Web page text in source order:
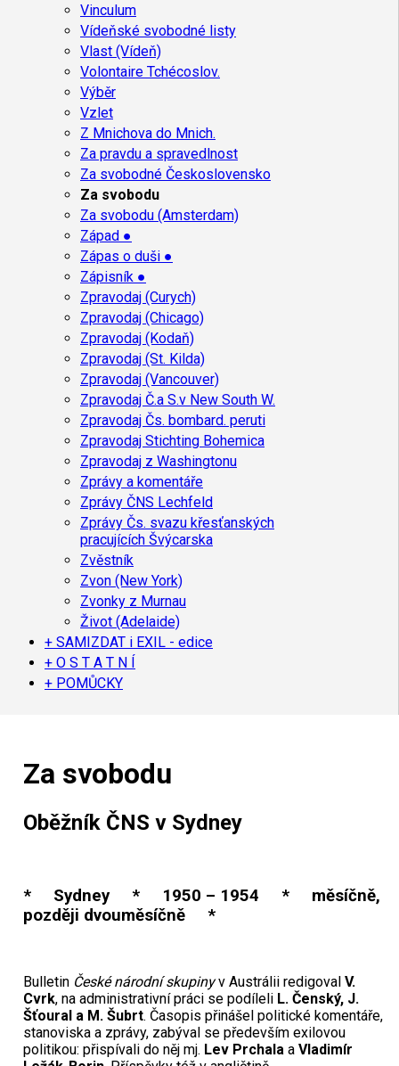
Vinculum
Vídeňské svobodné listy
Vlast (Vídeň)
Volontaire Tchécoslov.
Výběr
Vzlet
Z Mnichova do Mnich.
Za pravdu a spravedlnost
Za svobodné Československo
Za svobodu
Za svobodu (Amsterdam)
Západ ●
Zápas o duši ●
Zápisník ●
Zpravodaj (Curych)
Zpravodaj (Chicago)
Zpravodaj (Kodaň)
Zpravodaj (St. Kilda)
Zpravodaj (Vancouver)
Zpravodaj Č.a S.v New South W.
Zpravodaj Čs. bombard. peruti
Zpravodaj Stichting Bohemica
Zpravodaj z Washingtonu
Zprávy a komentáře
Zprávy ČNS Lechfeld
Zprávy Čs. svazu křesťanských
pracujících Švýcarska
Zvěstník
Zvon (New York)
Zvonky z Murnau
Život (Adelaide)
+ SAMIZDAT i EXIL - edice
+ O S T A T N Í
+ POMŮCKY
Za svobodu
Oběžník ČNS v Sydney
* Sydney * 1950 – 1954 * měsíčně,
později dvouměsíčně *
Bulletin České národní skupinyv Austrálii redigoval V.
Cvrk, na administrativní práci se podíleli L. Čenský, J.
Šťoural a M. Šubrt. Časopis přinášel politické komentáře,
stanoviska a zprávy, zabýval se především exilovou
politikou: přispívali do něj mj. Lev Prchala a Vladimír